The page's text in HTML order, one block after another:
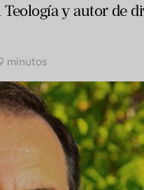
y autor de
minutos